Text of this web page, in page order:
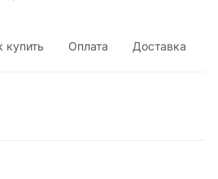
купить Оплата Доставка